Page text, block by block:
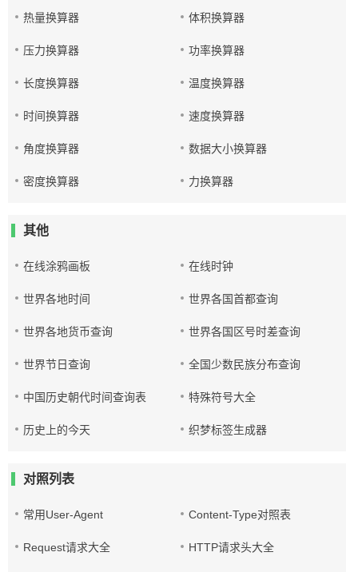
热量换算器 体积换算器
压力换算器 功率换算器
长度换算器 温度换算器
时间换算器 速度换算器
角度换算器 数据大小换算器
密度换算器 力换算器
其他
在线涂鸦画板 在线时钟
世界各地时间 世界各国首都查询
世界各地货币查询 世界各国区号时差查询
世界节日查询 全国少数民族分布查询
中国历史朝代时间查询表 特殊符号大全
历史上的今天 织梦标签生成器
对照列表
常用User-Agent Content-Type对照表
Request请求大全 HTTP请求头大全